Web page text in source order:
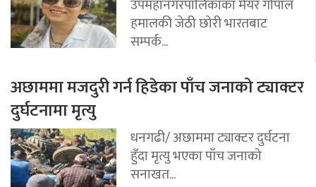
उपमहानगरपालिकाका मेयर गोपाल
हमालकी जेठी छोरी भारतबाट
सम्पर्क...
अछाममा मजदुरी गर्न हिडेका पाँच जनाको ट्याक्टर
दुर्घटनामा मृत्यु
धनगढी/ अछाममा ट्याक्टर दुर्घटना
हुँदा मृत्यु भएका पाँच जनाको
सनाखत...